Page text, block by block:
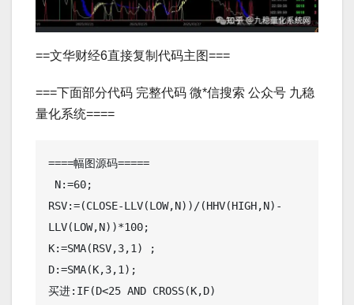
==文华财经6直接复制代码主图===
===下面部分代码 完整代码 微*信搜索 公众号 九稳
量化系统====
====幅图源码=====
RSV:=(CLOSE-LLV(LOW,N))/(HHV(HIGH,N)-
LLV(LOW,N))*100;
K:=SMA(RSV,3,1) ;
D:=SMA(K,3,1);
买进:IF(D<25 AND CROSS(K,D)